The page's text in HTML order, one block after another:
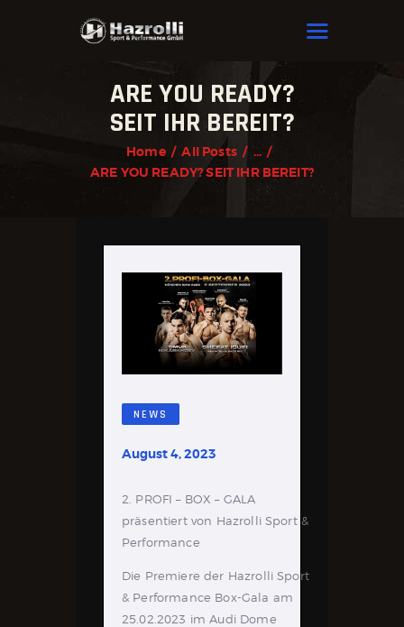
ARE YOU READY?
SEIT IHR BEREIT?
Home All Posts
...
ARE YOU READY? SEIT IHR BEREIT?
HOME
OUR BOXERS
NEWS
NEWS
August 4, 2023
2. PROFI – BOX – GALA
präsentiert von Hazrolli Sport &
Performance
Die Premiere der Hazrolli Sport
& Performance Box-Gala am
25.02.2023 im Audi Dome